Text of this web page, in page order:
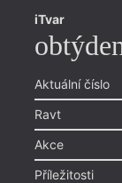
iTvar
Aktuální číslo
Ravt
Akce
Příležitosti